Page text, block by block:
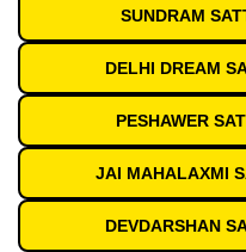
SUNDRAM
DELHI DREAM
PESHAWER
JAI MAHALAXMI
DEVDARSHAN